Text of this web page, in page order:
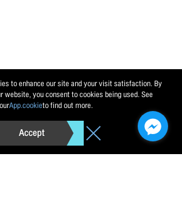
to enhance our site and your visit satisfaction. By
website, you consent to cookies being used. See
ourApp.cookieto find out more.
Accept